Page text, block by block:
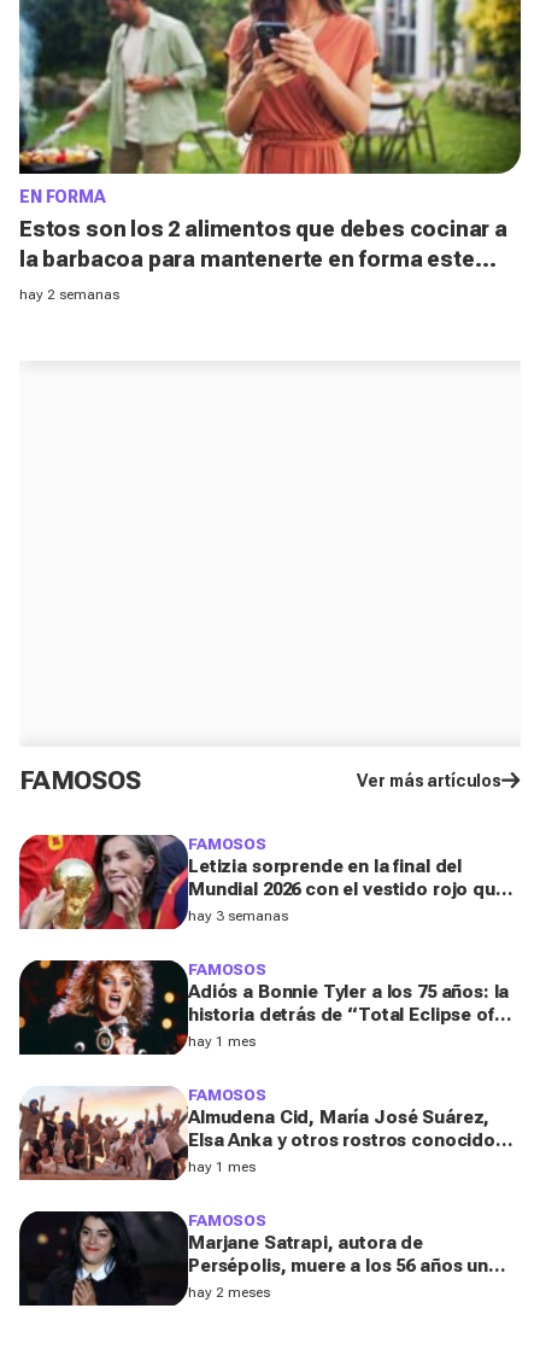
EN FORMA
Estos son los 2 alimentos que debes cocinar a
la barbacoa para mantenerte en forma este
verano, según una experta
hay 2 semanas
FAMOSOS Ver más artículos
FAMOSOS
Letizia sorprende en la final del
Mundial 2026 con el vestido rojo que
mejor sienta después de los 50
hay 3 semanas
FAMOSOS
Adiós a Bonnie Tyler a los 75 años: la
historia detrás de “Total Eclipse of
the Heart”, el himno que la hizo
hay 1 mes
FAMOSOS
Almudena Cid, María José Suárez,
Elsa Anka y otros rostros conocidos
viajan al Sáhara en la segunda
hay 1 mes
FAMOSOS
Marjane Satrapi, autora de
Persépolis, muere a los 56 años un
año después de la muerte de su
hay 2 meses